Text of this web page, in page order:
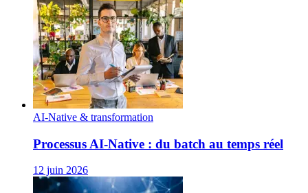
AI-Native & transformation
Processus AI‑Native : du batch au temps réel
12 juin 2026